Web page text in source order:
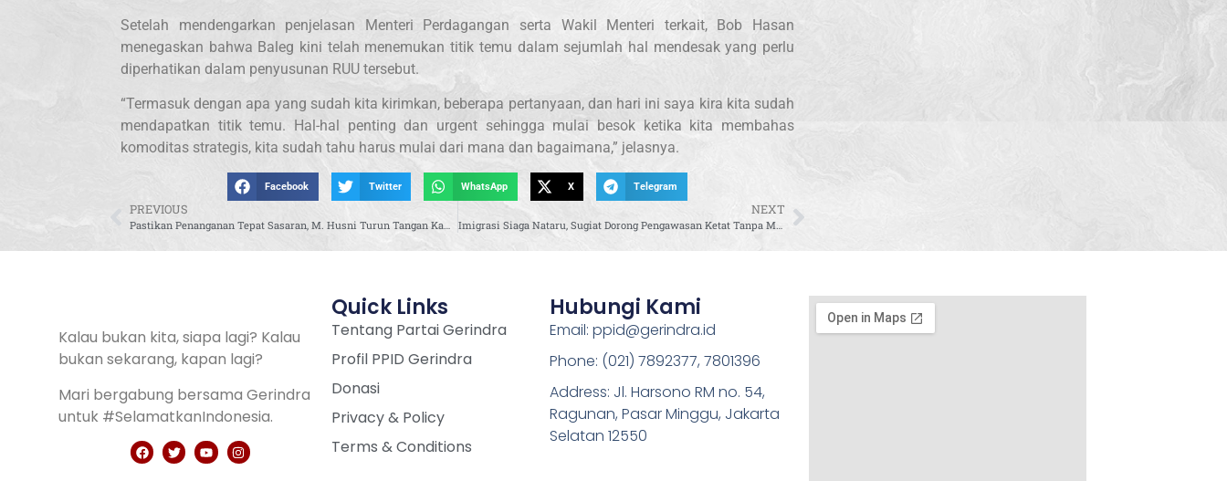
Setelah mendengarkan penjelasan Menteri Perdagangan serta Wakil Menteri terkait, Bob Hasan
menegaskan bahwa Baleg kini telah menemukan titik temu dalam sejumlah hal mendesak yang perlu
diperhatikan dalam penyusunan RUU tersebut.
“Termasuk dengan apa yang sudah kita kirimkan, beberapa pertanyaan, dan hari ini saya kira kita sudah
mendapatkan titik temu. Hal-hal penting dan urgent sehingga mulai besok ketika kita membahas
komoditas strategis, kita sudah tahu harus mulai dari mana dan bagaimana,” jelasnya.
Facebook Twitter WhatsApp X Telegram
PREVIOUS
Pastikan Penanganan Tepat Sasaran, M. Husni Turun Tangan Kawal Pemulihan Erupsi Semeru
NEXT
Imigrasi Siaga Nataru, Sugiat Dorong Pengawasan Ketat Tanpa Memperumit Wisatawan
Kalau bukan kita, siapa lagi? Kalau
bukan sekarang, kapan lagi?
Mari bergabung bersama Gerindra
untuk #SelamatkanIndonesia.
Quick Links
Tentang Partai Gerindra
Profil PPID Gerindra
Donasi
Privacy & Policy
Terms & Conditions
Hubungi Kami
Email: ppid@gerindra.id
Phone: (021) 7892377, 7801396
Address: Jl. Harsono RM no. 54,
Ragunan, Pasar Minggu, Jakarta
Selatan 12550